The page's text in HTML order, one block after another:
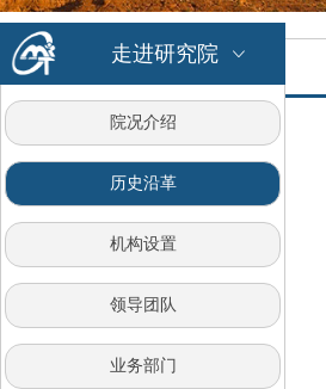
走进研究院 ꀁ
业务部门
领导团队
机构设置
历史沿革
院况介绍